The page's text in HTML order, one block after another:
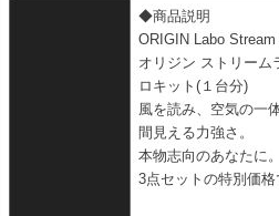
◆商品説明
ORIGIN Labo Stream
オリジン ストリーム
ロキット(１台分)
風を読み、空気の一
間見える力強さ。
本物志向のあなたに。
3点セットの特別価格